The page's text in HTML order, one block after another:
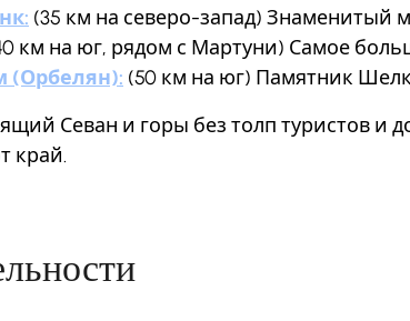
(35 км на северо-запад) Знаменитый
км на юг, рядом с Мартуни) Самое
(Орбелян): (50 км на юг) Памятник
Севан и горы без толп туристов и
край.